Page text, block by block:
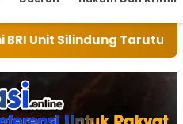
Tarutung Ingatkan